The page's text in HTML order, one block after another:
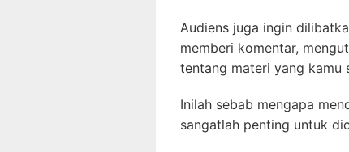
Audiens juga ingin
memberi komentar,
tentang materi yang kamu
Inilah sebab mengapa
sangatlah penting untuk